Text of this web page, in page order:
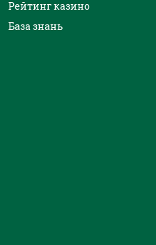
Рейтинг казино
База знань